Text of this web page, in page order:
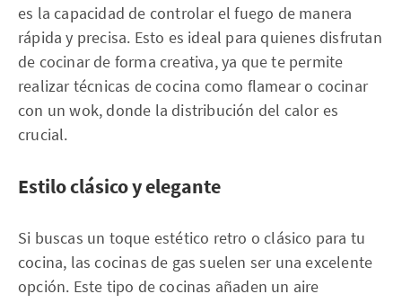
es la capacidad de controlar el fuego de manera
rápida y precisa. Esto es ideal para quienes disfrutan
de cocinar de forma creativa, ya que te permite
realizar técnicas de cocina como flamear o cocinar
con un wok, donde la distribución del calor es
crucial.
Estilo clásico y elegante
Si buscas un toque estético retro o clásico para tu
cocina, las cocinas de gas suelen ser una excelente
opción. Este tipo de cocinas añaden un aire